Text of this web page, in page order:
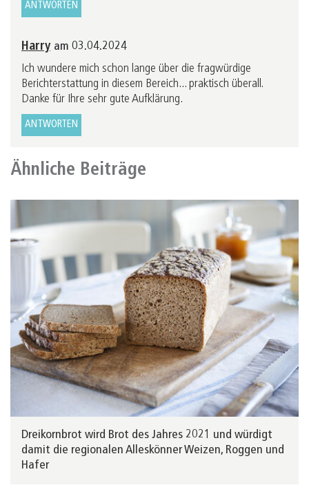
ANTWORTEN
Harry am 03.04.2024
Ich wundere mich schon lange über die fragwürdige
Berichterstattung in diesem Bereich... praktisch überall.
Danke für Ihre sehr gute Aufklärung.
ANTWORTEN
Ähnliche Beiträge
Dreikornbrot wird Brot des Jahres 2021 und würdigt
damit die regionalen Alleskönner Weizen, Roggen und
Hafer